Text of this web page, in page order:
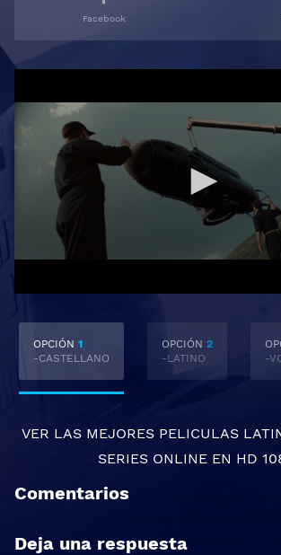
Facebook
OPCIÓN 1
-CASTELLANO
OPCIÓN 2
-LATINO
-
VER LAS MEJORES PELICULAS
SERIES ONLINE EN HD
Comentarios
Deja una respuesta